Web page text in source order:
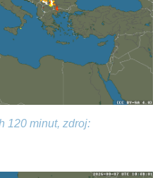
120 minut, zdroj: